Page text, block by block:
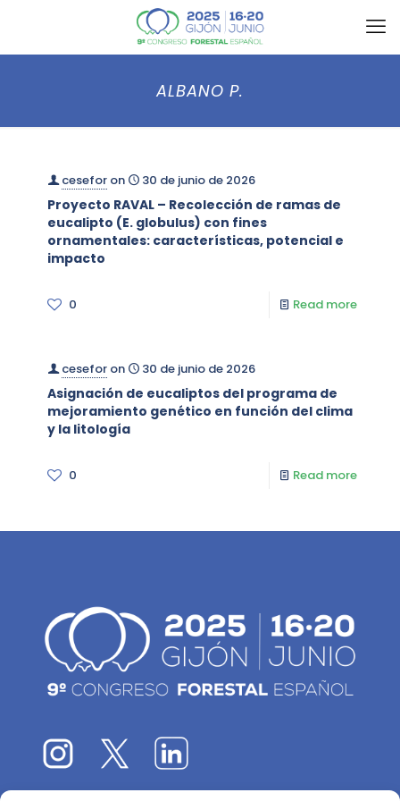
ALBANO P.
cesefor on 30 de junio de 2026
Proyecto RAVAL – Recolección de ramas de
eucalipto (E. globulus) con fines
ornamentales: características, potencial e
impacto
0 Read more
cesefor on 30 de junio de 2026
Asignación de eucaliptos del programa de
mejoramiento genético en función del clima
y la litología
0 Read more